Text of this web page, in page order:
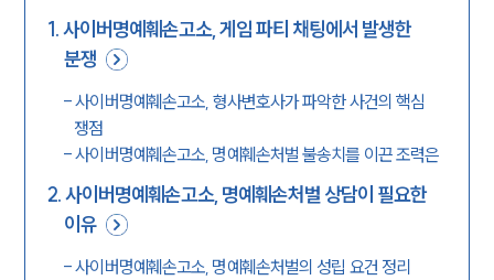
1.사이버명예훼손고소, 게임 파티 채팅에서 발생한
분쟁
-사이버명예훼손고소, 형사변호사가 파악한 사건의 핵심
쟁점
-사이버명예훼손고소, 명예훼손처벌 불송치를 이끈 조력은
2.사이버명예훼손고소, 명예훼손처벌 상담이 필요한
이유
-사이버명예훼손고소, 명예훼손처벌의 성립 요건 정리